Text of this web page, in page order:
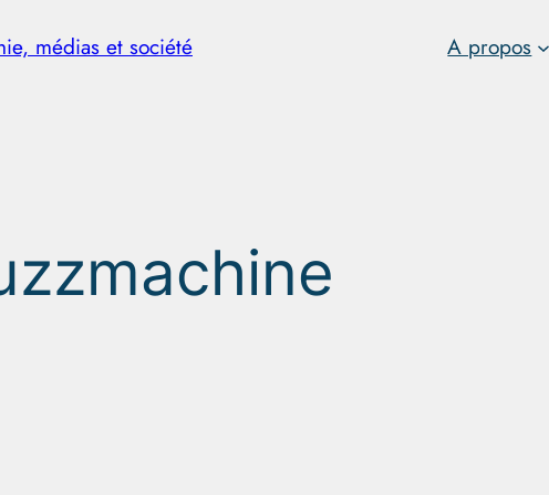
médias et société A propos